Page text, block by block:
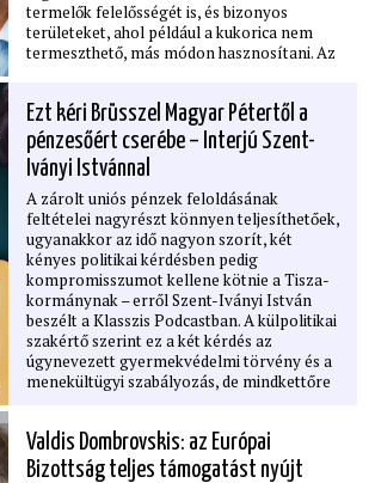
termelők felelősségét is, és bizonyos
területeket, ahol például a kukorica nem
termeszthető, más módon hasznosítani. Az
politikamentes agrárkamaráról, a külföldi
munkaerő kérdéséről, az élelmiszeripar és
a magyar termékek versenyképességéről,
valamint a méhlegelők fontosságáról is.
Ezt kéri Brüsszel Magyar Pétertől a
pénzesőért cserébe – Interjú Szent-
Iványi Istvánnal
A zárolt uniós pénzek feloldásának
feltételei nagyrészt könnyen teljesíthetőek,
ugyanakkor az idő nagyon szorít, két
kényes politikai kérdésben pedig
kompromisszumot kellene kötnie a Tisza-
kormánynak – erről Szent-Iványi István
beszélt a Klasszis Podcastban. A külpolitikai
szakértő szerint ez a két kérdés az
úgynevezett gyermekvédelmi törvény és a
menekültügyi szabályozás, de mindkettőre
még „kegyelmi időszaka” van Brüsszelben,
ez azonban nem korlátlan.
Valdis Dombrovskis: az Európai
Bizottság teljes támogatást nyújt